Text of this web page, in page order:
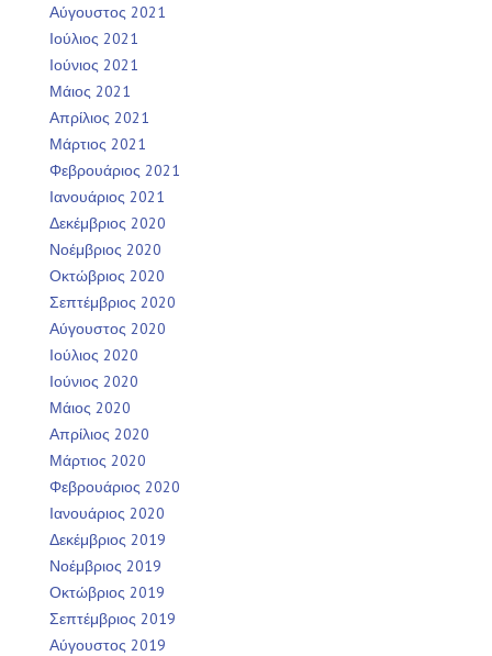
Αύγουστος 2021
Ιούλιος 2021
Ιούνιος 2021
Μάιος 2021
Απρίλιος 2021
Μάρτιος 2021
Φεβρουάριος 2021
Ιανουάριος 2021
Δεκέμβριος 2020
Νοέμβριος 2020
Οκτώβριος 2020
Σεπτέμβριος 2020
Αύγουστος 2020
Ιούλιος 2020
Ιούνιος 2020
Μάιος 2020
Απρίλιος 2020
Μάρτιος 2020
Φεβρουάριος 2020
Ιανουάριος 2020
Δεκέμβριος 2019
Νοέμβριος 2019
Οκτώβριος 2019
Σεπτέμβριος 2019
Αύγουστος 2019